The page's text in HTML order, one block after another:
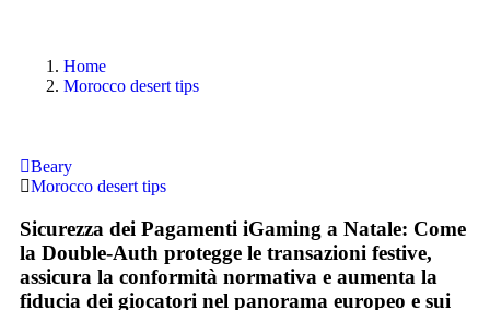
Home
Morocco desert tips
Beary
Morocco desert tips
Sicurezza dei Pagamenti iGaming a Natale: Come
la Double‑Auth protegge le transazioni festive,
assicura la conformità normativa e aumenta la
fiducia dei giocatori nel panorama europeo e sui